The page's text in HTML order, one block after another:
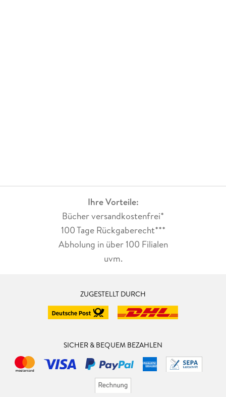
Ihre Vorteile:
Bücher versandkostenfrei*
100 Tage Rückgaberecht***
Abholung in über 100 Filialen
uvm.
ZUGESTELLT DURCH
SICHER & BEQUEM BEZAHLEN